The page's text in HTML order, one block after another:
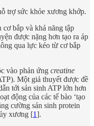
trợ sức khỏe xương khớp.
bắp và khả năng tập
được nặng hơn tạo ra áp
qua lực kéo từ cơ bắp
vào phản ứng creatine
Một giả thuyết được đề
tới sản sinh ATP lớn hơn
động của các tế bào ‘tạo
cường sản sinh protein
xương [1].